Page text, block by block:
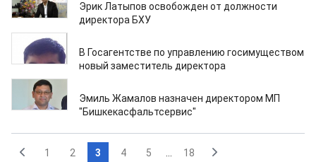
Эрик Латыпов освобожден от должности
директора БХУ
15.01.2024
В Госагентстве по управлению госимуществом
новый заместитель директора
15.01.2024
Эмиль Жамалов назначен директором МП
"Бишкекасфальтсервис"
1 2 3 4 5 18